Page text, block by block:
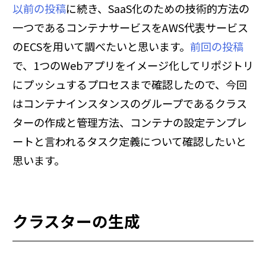
以前の投稿に続き、SaaS化のための技術的方法の
一つであるコンテナサービスをAWS代表サービス
のECSを用いて調べたいと思います。 前回の投稿
で、1つのWebアプリをイメージ化してリポジトリ
にプッシュするプロセスまで確認したので、今回
はコンテナインスタンスのグループであるクラス
ターの作成と管理方法、コンテナの設定テンプレ
ートと言われるタスク定義について確認したいと
思います。
クラスターの生成